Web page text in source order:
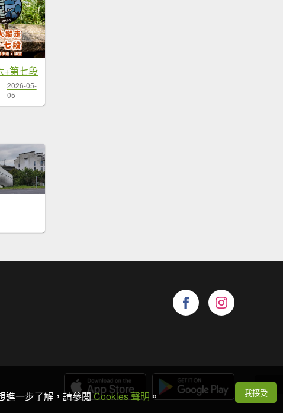
+第七段
2026-05-
05
進一步了解，請參閱Cookies 聲明 。 我接受